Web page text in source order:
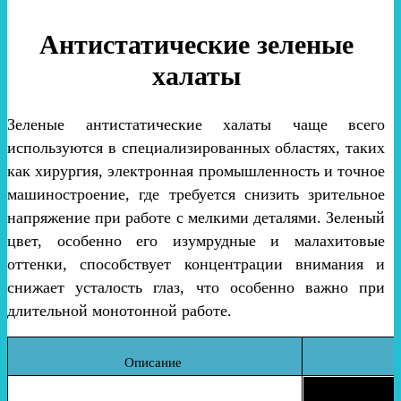
Антистатические зеленые
халаты
Зеленые антистатические халаты чаще всего
используются в специализированных областях, таких
как хирургия, электронная промышленность и точное
машиностроение, где требуется снизить зрительное
напряжение при работе с мелкими деталями. Зеленый
цвет, особенно его изумрудные и малахитовые
оттенки, способствует концентрации внимания и
снижает усталость глаз, что особенно важно при
длительной монотонной работе.
Описание